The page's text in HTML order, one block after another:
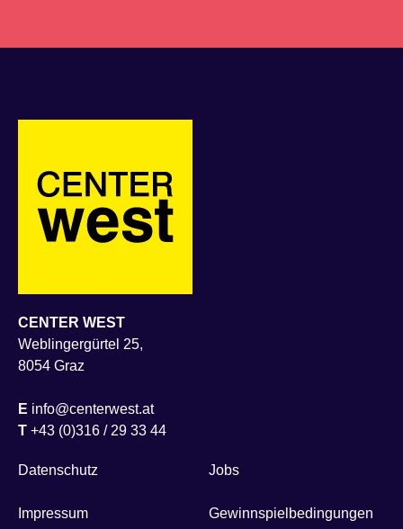
CENTER WEST
Weblingergürtel 25,
8054 Graz
E info@centerwest.at
T +43 (0)316 / 29 33 44
Datenschutz
Impressum
Jobs
Gewinnspielbedingungen